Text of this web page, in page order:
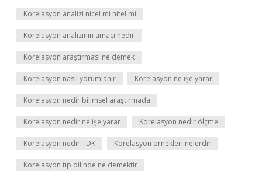
Korelasyon analizi nicel mi nitel mi
Korelasyon analizinin amacı nedir
Korelasyon araştırması ne demek
Korelasyon nasıl yorumlanır Korelasyon ne işe yarar
Korelasyon nedir bilimsel araştırmada
Korelasyon nedir ne işe yarar Korelasyon nedir ölçme
Korelasyon nedir TDK Korelasyon örnekleri nelerdir
Korelasyon tıp dilinde ne demektir